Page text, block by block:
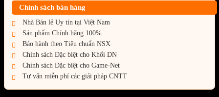
Chính sách bán hàng
Nhà Bán lẻ Uy tín tại Việt Nam
Sản phẩm Chính hãng 100%
Bảo hành theo Tiêu chuẩn NSX
Chính sách Đặc biệt cho Khối DN
Chính sách Đặc biệt cho Game-Net
Tư vấn miễn phí các giải pháp CNTT